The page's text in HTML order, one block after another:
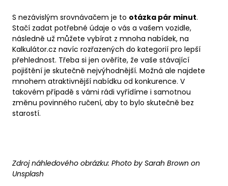
S nezávislým srovnávačem je to otázka pár minut.
Stačí zadat potřebné údaje o vás a vašem vozidle,
následně už můžete vybírat z mnoha nabídek, na
Kalkulátor.cz navíc rozřazených do kategorií pro lepší
přehlednost. Třeba si jen ověříte, že vaše stávající
pojištění je skutečně nejvýhodnější. Možná ale najdete
mnohem atraktivnější nabídku od konkurence. V
takovém případě s vámi rádi vyřídíme i samotnou
změnu povinného ručení, aby to bylo skutečně bez
starostí.
Zdroj náhledového obrázku: Photo by Sarah Brown on
Unsplash